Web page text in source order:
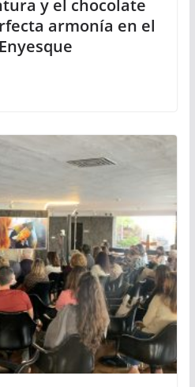
y el chocolate
armonía en el